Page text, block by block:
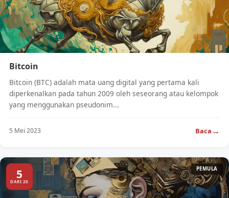
Bitcoin
Bitcoin (BTC) adalah mata uang digital yang pertama kali
diperkenalkan pada tahun 2009 oleh seseorang atau kelompok
yang menggunakan pseudonim...
5 Mei 2023 Baca →
5
DARI 20
PEMULA